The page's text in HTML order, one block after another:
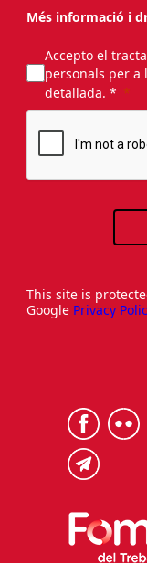
Més informació i
Accepto el
personals per
detallada. *
This site is
Google Privacy